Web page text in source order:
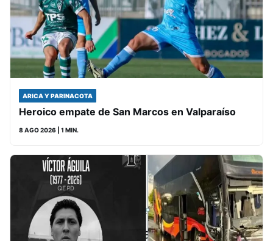
ARICA Y PARINACOTA
Heroico empate de San Marcos en Valparaíso
8 AGO 2026 | 1 MIN.